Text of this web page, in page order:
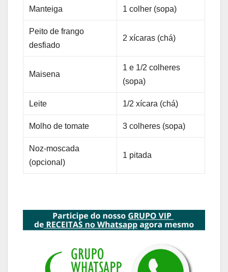
Manteiga 1 colher (sopa)
Peito de frango
desfiado
2 xícaras (chá)
Maisena
1 e 1/2 colheres
(sopa)
Leite 1/2 xícara (chá)
Molho de tomate 3 colheres (sopa)
Noz-moscada
(opcional)
1 pitada